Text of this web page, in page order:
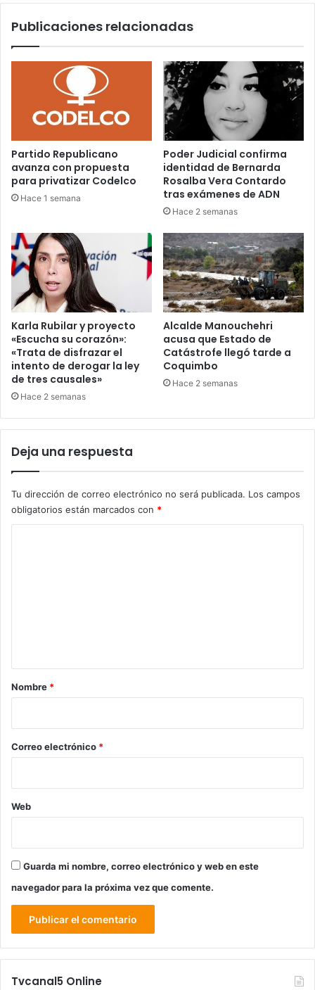
investigadores
Publicaciones relacionadas
Partido Republicano
avanza con propuesta
para privatizar Codelco
Hace 1 semana
Poder Judicial confirma
identidad de Bernarda
Rosalba Vera Contardo
tras exámenes de ADN
Hace 2 semanas
Karla Rubilar y proyecto
«Escucha su corazón»:
«Trata de disfrazar el
intento de derogar la ley
de tres causales»
Hace 2 semanas
Alcalde Manouchehri
acusa que Estado de
Catástrofe llegó tarde a
Coquimbo
Hace 2 semanas
Deja una respuesta
Tu dirección de correo electrónico no será publicada. Los campos
obligatorios están marcados con *
r
*
Nombre *
Correo electrónico *
Web
Guarda mi nombre, correo electrónico y web en este
navegador para la próxima vez que comente.
Tvcanal5 Online